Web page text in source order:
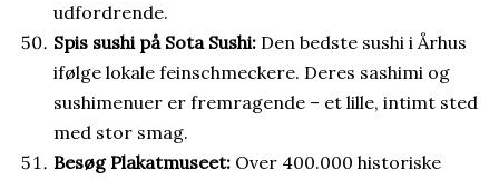
udfordrende.
Spis sushi på Sota Sushi: Den bedste sushi i Århus
ifølge lokale feinschmeckere. Deres sashimi og
sushimenuer er fremragende – et lille, intimt sted
med stor smag.
Besøg Plakatmuseet: Over 400.000 historiske